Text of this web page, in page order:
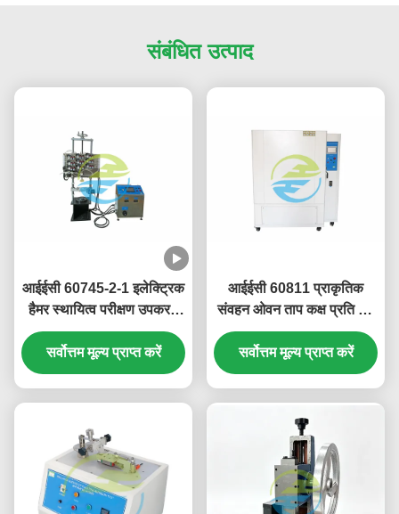
संबंधित उत्पाद
आईईसी 60745-2-1 इलेक्ट्रिक
हैमर स्थायित्व परीक्षण उपकरण
स्टील बॉल व्यास 38 मिमी
सर्वोत्तम मूल्य प्राप्त करें
आईईसी 60811 प्राकृतिक
संवहन ओवन ताप कक्ष प्रति घंटे
8-20 वायु परिवर्तन
सर्वोत्तम मूल्य प्राप्त करें